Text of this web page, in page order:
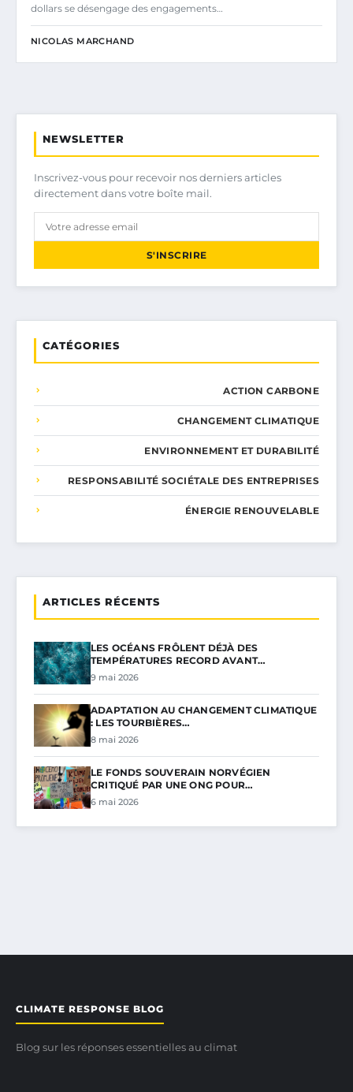
dollars se désengage des engagements…
NICOLAS MARCHAND
NEWSLETTER
Inscrivez-vous pour recevoir nos derniers articles
directement dans votre boîte mail.
S'INSCRIRE
CATÉGORIES
ACTION CARBONE
CHANGEMENT CLIMATIQUE
ENVIRONNEMENT ET DURABILITÉ
RESPONSABILITÉ SOCIÉTALE DES ENTREPRISES
ÉNERGIE RENOUVELABLE
ARTICLES RÉCENTS
LES OCÉANS FRÔLENT DÉJÀ DES
TEMPÉRATURES RECORD AVANT…
9 mai 2026
ADAPTATION AU CHANGEMENT CLIMATIQUE
: LES TOURBIÈRES…
8 mai 2026
LE FONDS SOUVERAIN NORVÉGIEN
CRITIQUÉ PAR UNE ONG POUR…
6 mai 2026
CLIMATE RESPONSE BLOG
Blog sur les réponses essentielles au climat